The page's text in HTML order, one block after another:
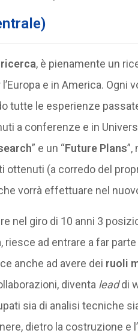
, è pienamente un
e in America. Ogni
tutte le esperienze
a conferenze e in
” e un “Future Plans”,
ottenuti (a corredo del
vorrà effettuare nel
nel giro di 10 anni 3
ad entrare a far parte
anche ad avere dei ruoli
diventa leaddi
sia di analisi tecniche
dietro la costruzione e